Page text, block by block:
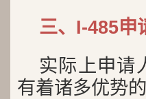
三、I-485申
实际上申请
有着诸多优势的